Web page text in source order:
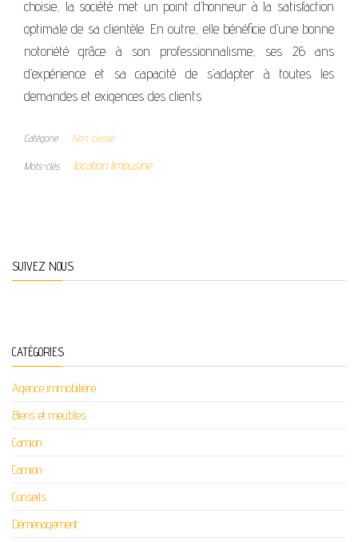
choisie, la société met un point d’honneur à la satisfaction
optimale de sa clientèle. En outre, elle bénéficie d’une bonne
notoriété grâce à son professionnalisme, ses 26 ans
d’expérience et sa capacité de s’adapter à toutes les
demandes et exigences des clients.
Catégorie Non classé
Mots-clés location limousine
SUIVEZ NOUS
CATÉGORIES
Agence immobilière
Biens et meubles
Camion
Camion
Conseils
Déménagement